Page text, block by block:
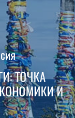
ТОЧКА
И